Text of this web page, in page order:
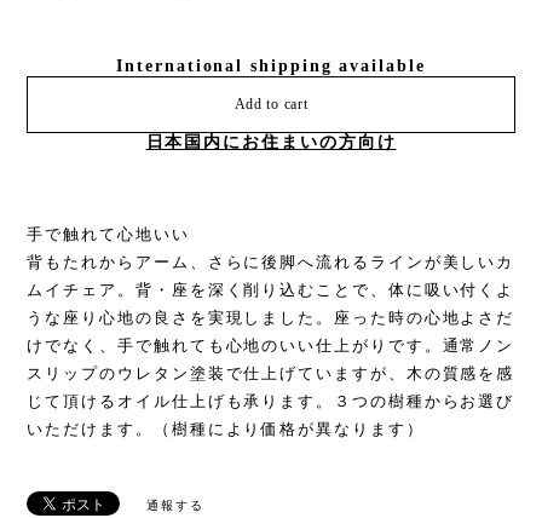
International shipping available
Add to cart
日本国内にお住まいの方向け
手で触れて心地いい
背もたれからアーム、さらに後脚へ流れるラインが美しいカ
ムイチェア。背・座を深く削り込むことで、体に吸い付くよ
うな座り心地の良さを実現しました。座った時の心地よさだ
けでなく、手で触れても心地のいい仕上がりです。通常ノン
スリップのウレタン塗装で仕上げていますが、木の質感を感
じて頂けるオイル仕上げも承ります。３つの樹種からお選び
いただけます。（樹種により価格が異なります）
通報する